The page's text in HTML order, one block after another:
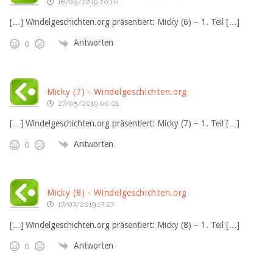
18/05/2019 20:16
[…] Windelgeschichten.org präsentiert: Micky (6) – 1. Teil […]
0 Antworten
Micky (7) - Windelgeschichten.org
27/05/2019 00:01
[…] Windelgeschichten.org präsentiert: Micky (7) – 1. Teil […]
0 Antworten
Micky (8) - Windelgeschichten.org
17/07/2019 17:27
[…] Windelgeschichten.org präsentiert: Micky (8) – 1. Teil […]
0 Antworten